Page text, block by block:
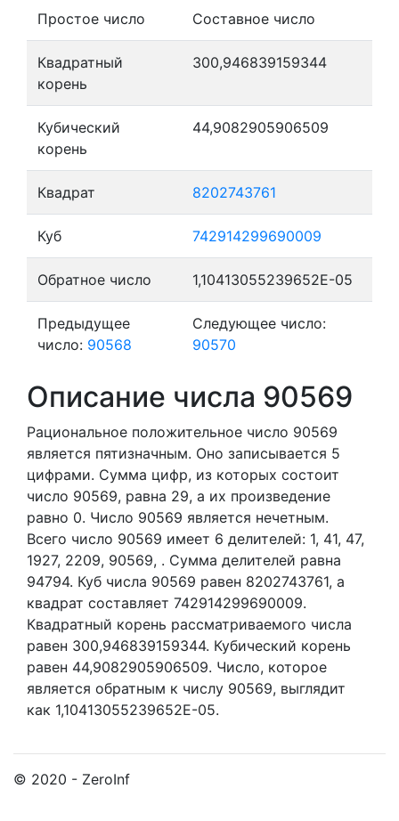
Простое число Составное число
Квадратный
корень
300,946839159344
Кубический
корень
44,9082905906509
Квадрат 8202743761
Куб 742914299690009
Обратное число 1,10413055239652E-05
Предыдущее
число: 90568
Следующее число:
90570
Описание числа 90569
Рациональное положительное число 90569
является пятизначным. Оно записывается 5
цифрами. Сумма цифр, из которых состоит
число 90569, равна 29, а их произведение
равно 0. Число 90569 является нечетным.
Всего число 90569 имеет 6 делителей: 1, 41, 47,
1927, 2209, 90569, . Сумма делителей равна
94794. Куб числа 90569 равен 8202743761, а
квадрат составляет 742914299690009.
Квадратный корень рассматриваемого числа
равен 300,946839159344. Кубический корень
равен 44,9082905906509. Число, которое
является обратным к числу 90569, выглядит
как 1,10413055239652E-05.
© 2020 - ZeroInf